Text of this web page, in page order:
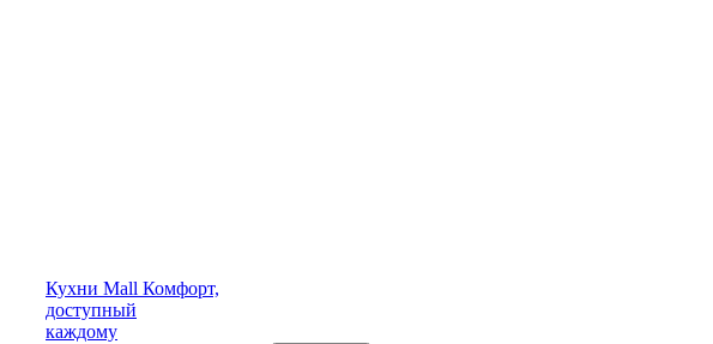
Кухни Mall Комфорт,
доступный
каждому